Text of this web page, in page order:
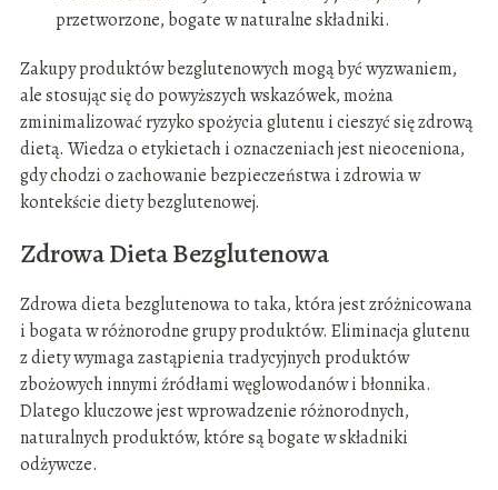
przetworzone, bogate w naturalne składniki.
Zakupy produktów bezglutenowych mogą być wyzwaniem,
ale stosując się do powyższych wskazówek, można
zminimalizować ryzyko spożycia glutenu i cieszyć się zdrową
dietą. Wiedza o etykietach i oznaczeniach jest nieoceniona,
gdy chodzi o zachowanie bezpieczeństwa i zdrowia w
kontekście diety bezglutenowej.
Zdrowa Dieta Bezglutenowa
Zdrowa dieta bezglutenowa to taka, która jest zróżnicowana
i bogata w różnorodne grupy produktów. Eliminacja glutenu
z diety wymaga zastąpienia tradycyjnych produktów
zbożowych innymi źródłami węglowodanów i błonnika.
Dlatego kluczowe jest wprowadzenie różnorodnych,
naturalnych produktów, które są bogate w składniki
odżywcze.